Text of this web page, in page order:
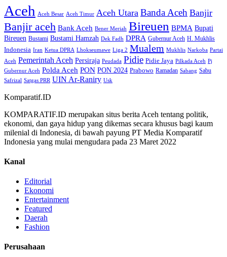
Aceh Aceh Besar Aceh Timur Aceh Utara Banda Aceh Banjir
Banjir aceh Bank Aceh Bener Meriah Bireuen BPMA Bupati
Bireuen Bustami Bustami Hamzah Dek Fadh DPRA Gubernur Aceh H. Mukhlis
Indonesia Iran Ketua DPRA Lhokseumawe Liga 2 Mualem Mukhlis Narkoba Partai
Aceh Pemerintah Aceh Persiraja Peudada Pidie Pidie Jaya Pilkada Aceh Pj
Gubernur Aceh Polda Aceh PON PON 2024 Prabowo Ramadan Sabang Sabu
Safrizal Satgas PRR UIN Ar-Raniry Usk
Komparatif.ID
KOMPARATIF.ID merupakan situs berita Aceh tentang politik,
ekonomi, dan gaya hidup yang dikemas secara khusus bagi kaum
milenial di Indonesia, di bawah payung PT Media Komparatif
Indonesia yang mulai mengudara pada 23 Maret 2022
Kanal
Editorial
Ekonomi
Entertainment
Featured
Daerah
Fashion
Perusahaan